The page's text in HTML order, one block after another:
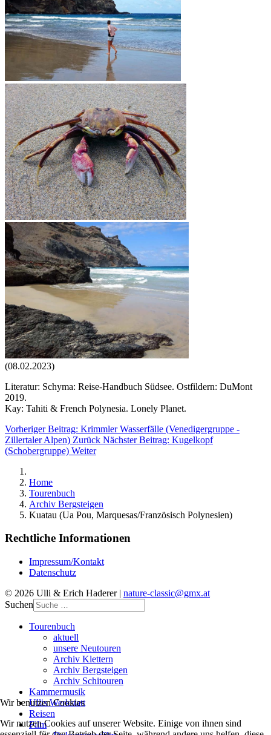
(08.02.2023)
Literatur: Schyma: Reise-Handbuch Südsee. Ostfildern: DuMont
2019.
Kay: Tahiti & French Polynesia. Lonely Planet.
Vorheriger Beitrag: Krimmler Wasserfälle (Venedigergruppe -
Zillertaler Alpen) Zurück Nächster Beitrag: Kugelkopf
(Schobergruppe) Weiter
Home
Tourenbuch
Archiv Bergsteigen
Kuatau (Ua Pou, Marquesas/Französisch Polynesien)
Rechtliche Informationen
Impressum/Kontakt
Datenschutz
© 2026 Ulli & Erich Haderer | nature-classic@gmx.at
Suchen
Tourenbuch
aktuell
unsere Neutouren
Archiv Klettern
Archiv Bergsteigen
Archiv Schitouren
Kammermusik
Ullis Werkstatt
Reisen
Film
Wir benutzen Cookies
Wir nutzen Cookies auf unserer Website. Einige von ihnen sind